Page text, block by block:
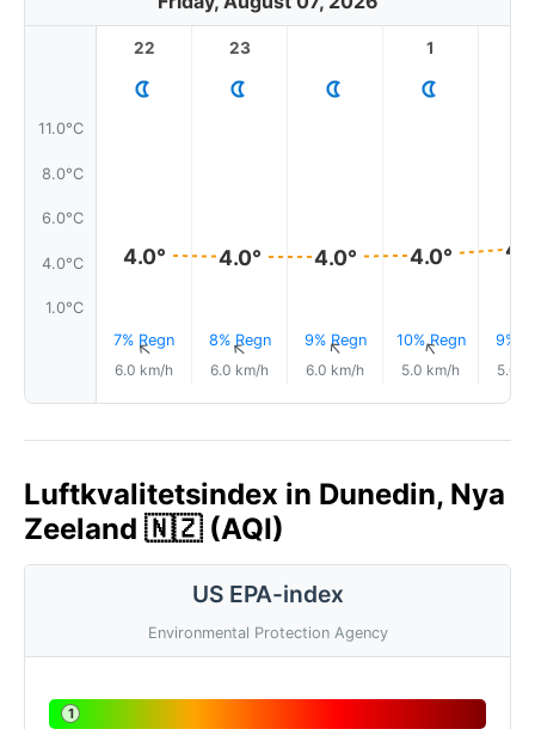
11.0°C
8.0°C
6.0°C
4.0°C
1.0°C
22
4.0°
7% Regn
↑
6.0 km/h
23
4.0°
8% Regn
↑
6.0 km/h
4.0°
9% Regn
↑
6.0 km/h
1
4.0°
10% Regn
↑
5.0 km/h
9%
5.0
Luftkvalitetsindex in Dunedin, Nya
Zeeland 🇳🇿 (AQI)
US EPA-index
Environmental Protection Agency
1